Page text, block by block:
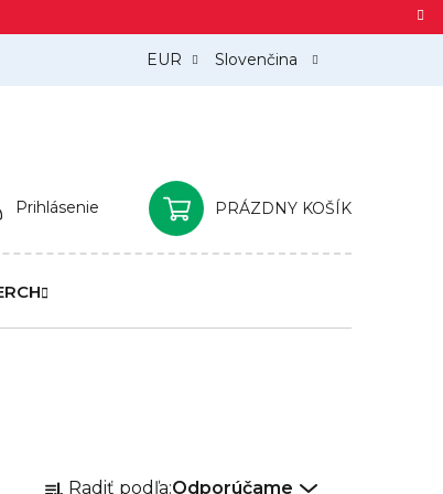
EUR Slovenčina
Prihlásenie
NÁKUPNÝ
PRÁZDNY KOŠÍK
R Radiť podľa:Odporúčame